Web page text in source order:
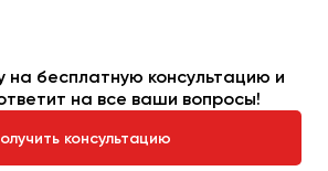
на бесплатную консультацию и
на все ваши вопросы!
консультацию